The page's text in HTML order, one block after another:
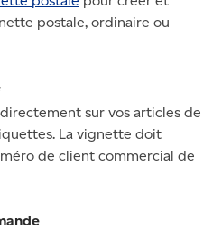
postale, ordinaire ou
sur vos articles de
La vignette doit
de client commercial de